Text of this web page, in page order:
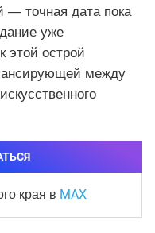
— точная дата пока
уже
этой острой
между
края в MAX